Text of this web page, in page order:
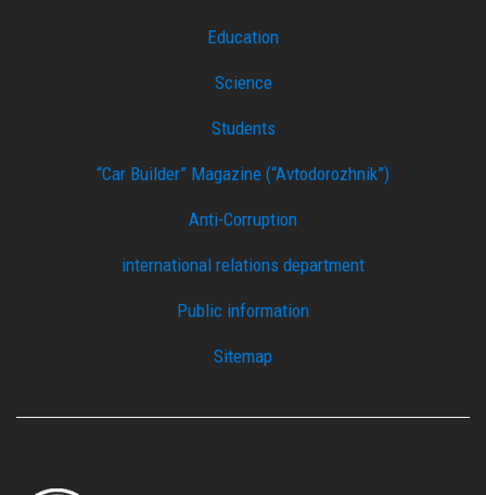
Education
Science
Students
“Car Builder” Magazine (“Avtodorozhnik”)
Anti-Corruption
international relations department
Public information
Sitemap